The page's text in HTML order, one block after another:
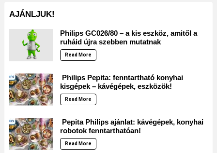
AJÁNLJUK!
Philips GC026/80 – a kis eszköz, amitől a
ruháid újra szebben mutatnak
Read More
Philips Pepita: fenntartható konyhai
kisgépek – kávégépek, eszközök!
Read More
Pepita Philips ajánlat: kávégépek, konyhai
robotok fenntarthatóan!
Read More